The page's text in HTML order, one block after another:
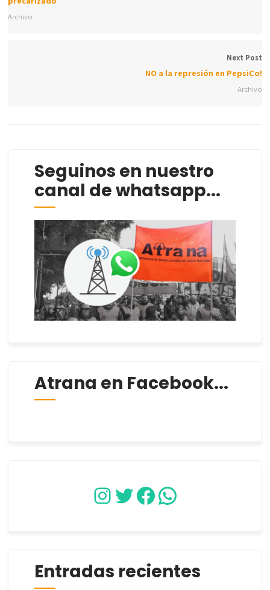
Archivo
Next Post
NO a la represión en PepsiCo!
Archivo
Seguinos en nuestro
canal de whatsapp...
Atrana en Facebook...
Instagram
Twitter
Facebook
WhatsApp
Entradas recientes